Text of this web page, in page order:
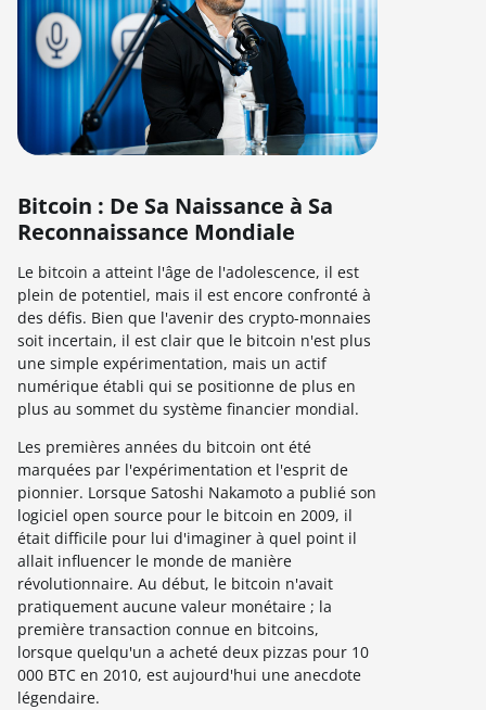
Bitcoin : De Sa Naissance à Sa
Reconnaissance Mondiale
Le bitcoin a atteint l'âge de l'adolescence, il est
plein de potentiel, mais il est encore confronté à
des défis. Bien que l'avenir des crypto-monnaies
soit incertain, il est clair que le bitcoin n'est plus
une simple expérimentation, mais un actif
numérique établi qui se positionne de plus en
plus au sommet du système financier mondial.
Les premières années du bitcoin ont été
marquées par l'expérimentation et l'esprit de
pionnier. Lorsque Satoshi Nakamoto a publié son
logiciel open source pour le bitcoin en 2009, il
était difficile pour lui d'imaginer à quel point il
allait influencer le monde de manière
révolutionnaire. Au début, le bitcoin n'avait
pratiquement aucune valeur monétaire ; la
première transaction connue en bitcoins,
lorsque quelqu'un a acheté deux pizzas pour 10
000 BTC en 2010, est aujourd'hui une anecdote
légendaire.